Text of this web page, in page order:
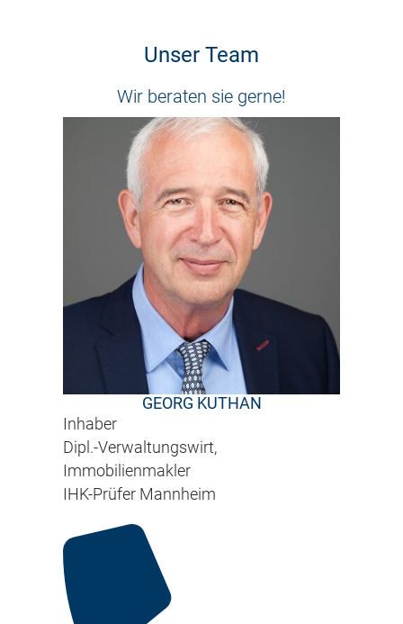
Unser Team
Wir beraten sie gerne!
GEORG KUTHAN
Inhaber
Dipl.-Verwaltungswirt,
Immobilienmakler
IHK-Prüfer Mannheim